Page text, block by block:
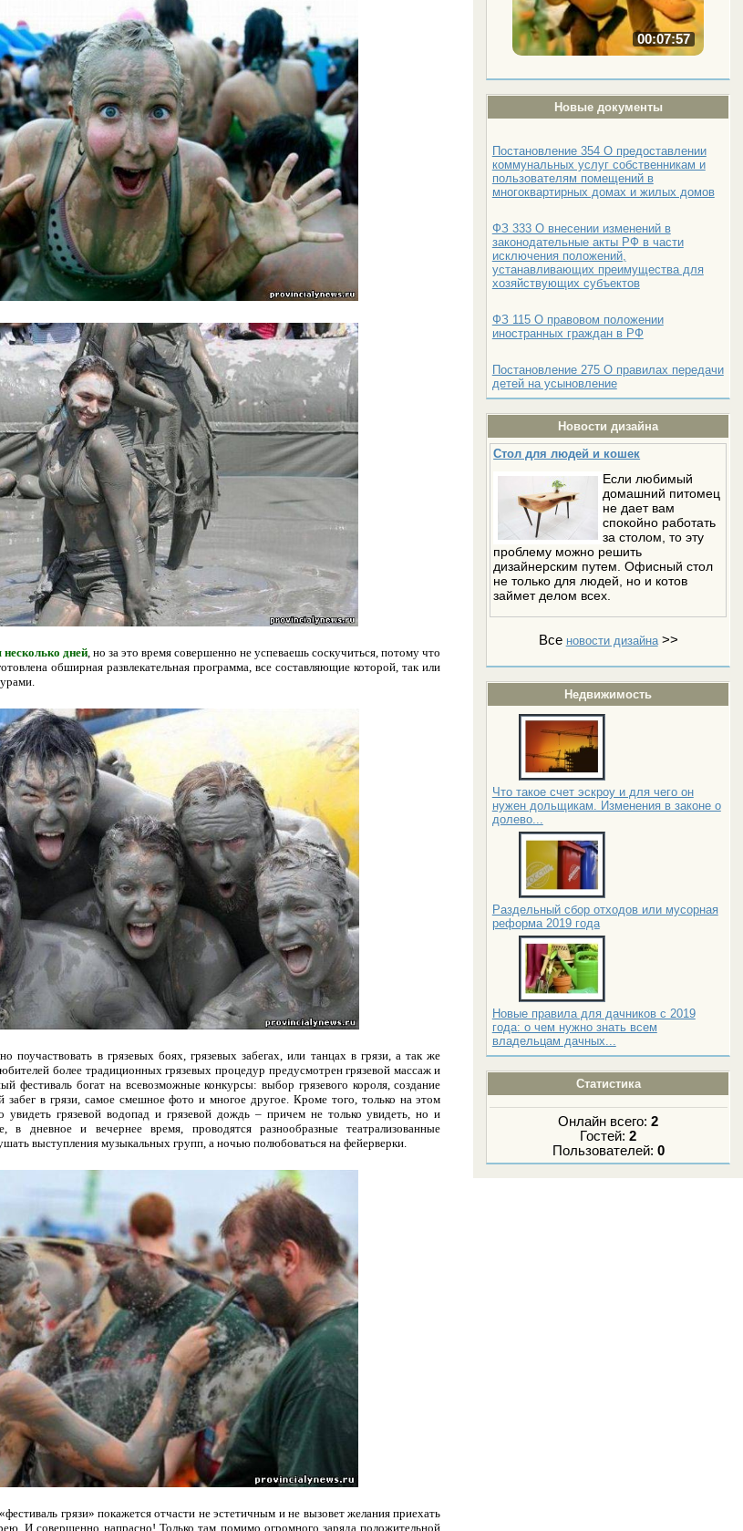
00:07:57
Новые документы
Постановление 354 О предоставлении
коммунальных услуг собственникам и
пользователям помещений в
многоквартирных домах и жилых домов
ФЗ 333 О внесении изменений в
законодательные акты РФ в части
исключения положений,
устанавливающих преимущества для
хозяйствующих субъектов
ФЗ 115 О правовом положении
иностранных граждан в РФ
Постановление 275 О правилах передачи
детей на усыновление
Новости дизайна
Стол для людей и кошек
Если любимый
домашний питомец
не дает вам
спокойно работать
за столом, то эту
проблему можно решить
дизайнерским путем. Офисный стол
не только для людей, но и котов
займет делом всех.
Все новости дизайна>>
Недвижимость
Что такое счет эскроу и для чего он
нужен дольщикам. Изменения в законе о
долево...
Раздельный сбор отходов или мусорная
реформа 2019 года
Новые правила для дачников с 2019
года: о чем нужно знать всем
владельцам дачных...
Статистика
Онлайн всего:2
Гостей:2
Пользователей: 0
несколько дней, но за это время совершенно не успеваешь соскучиться, потому что
обширная развлекательная программа, все составляющие которой, так или
поучаствовать в грязевых боях, грязевых забегах, или танцах в грязи, а так же
более традиционных грязевых процедур предусмотрен грязевой массаж и
фестиваль богат на всевозможные конкурсы: выбор грязевого короля, создание
забег в грязи, самое смешное фото и многое другое. Кроме того, только на этом
грязевой водопад и грязевой дождь – причем не только увидеть, но и
в дневное и вечернее время, проводятся разнообразные театрализованные
выступления музыкальных групп, а ночью полюбоваться на фейерверки.
грязи» покажется отчасти не эстетичным и не вызовет желания приехать
И совершенно напрасно! Только там помимо огромного заряда положительной